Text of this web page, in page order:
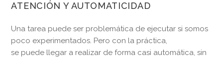
ATENCIÓN Y AUTOMATICIDAD
Una tarea puede ser problemática de ejecutar si somos
poco experimentados. Pero con la práctica,
se puede llegar a realizar de forma casi automática, sin